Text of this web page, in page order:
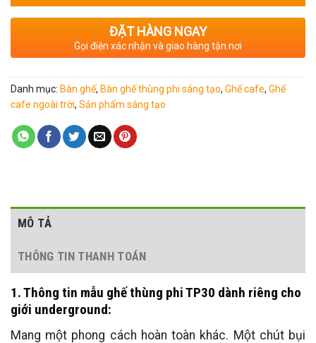
ĐẶT HÀNG NGAY
Gọi điện xác nhận và giao hàng tận nơi
Danh mục: Bàn ghế, Bàn ghế thùng phi sáng tạo, Ghế cafe, Ghế
cafe ngoài trời, Sản phẩm sáng tạo
MÔ TẢ
THÔNG TIN THANH TOÁN
1. Thông tin mẫu ghế thùng phi TP30 dành riêng cho
giới underground:
Mang một phong cách hoàn toàn khác. Một chút bụi